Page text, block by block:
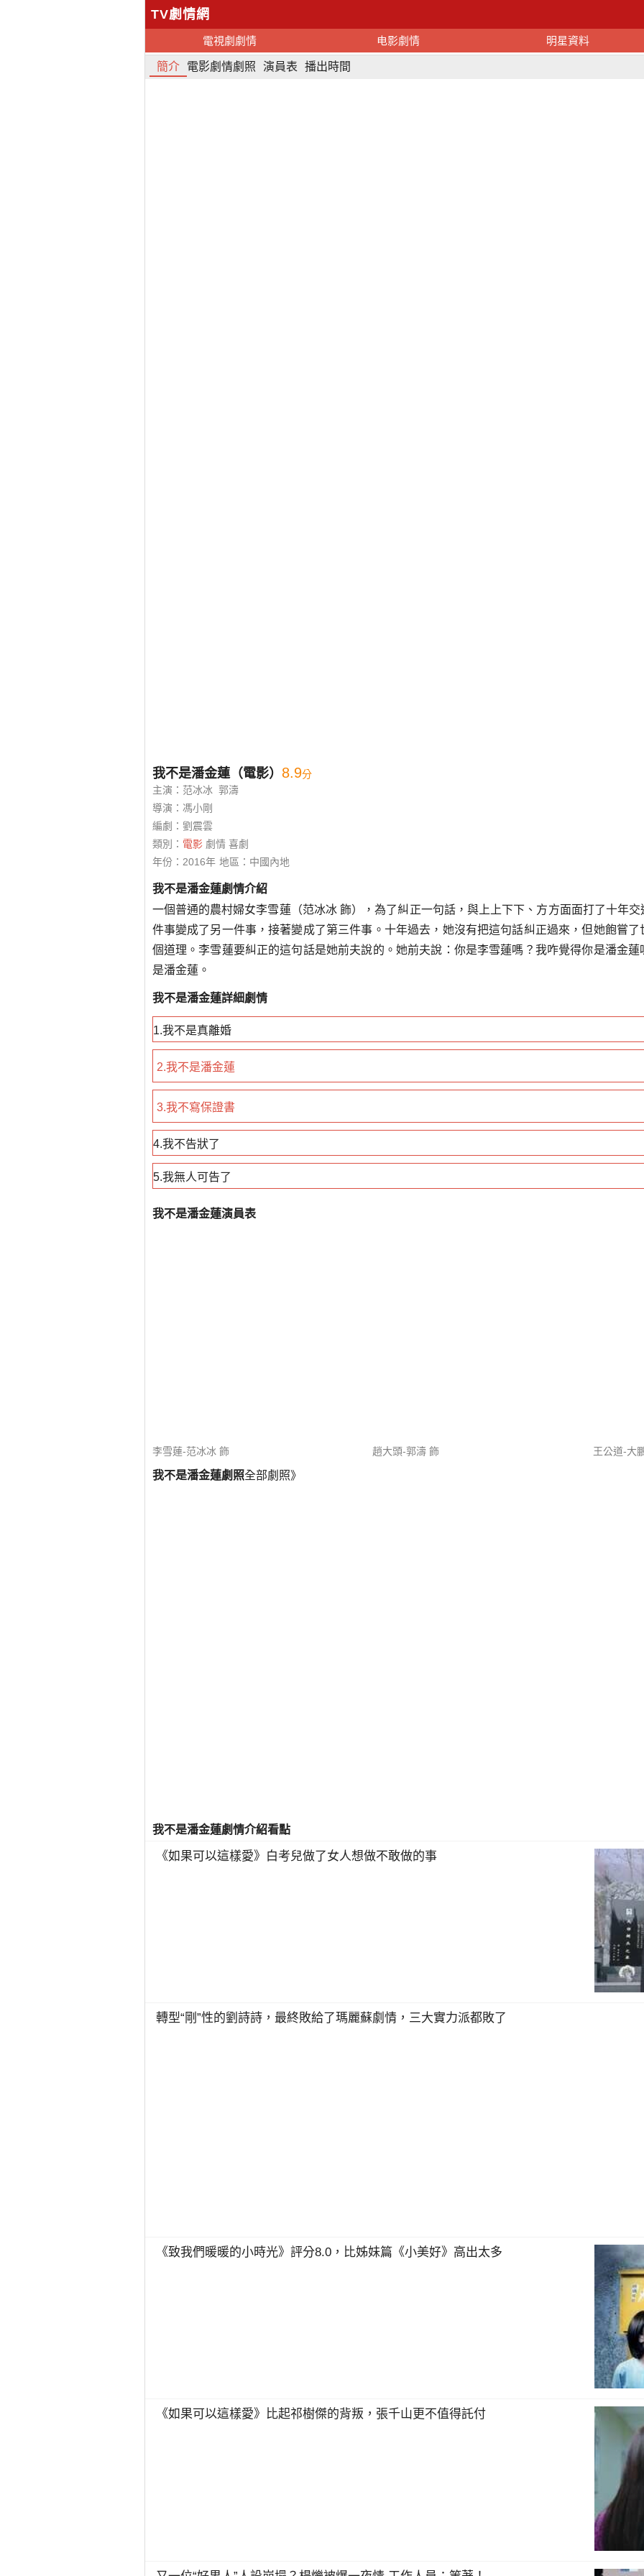
TV劇情網
電視劇劇情 电影劇情 明星資料
簡介 電影劇情劇照 演員表 播出時間
我不是潘金蓮（電影） 8.9分
主演：范冰冰 郭濤
導演：馮小剛
編劇：劉震雲
類別： 電影劇情 喜劇
年份：2016年 地區：中國內地
我不是潘金蓮劇情介紹
一個普通的農村婦女李雪蓮（范冰冰 飾），為了糾正一句話，與上上下下、方方面面打了十年
件事變成了另一件事，接著變成了第三件事。十年過去，她沒有把這句話糾正過來，但她飽嘗
個道理。李雪蓮要糾正的這句話是她前夫說的。她前夫說：你是李雪蓮嗎？我咋覺得你是潘金
是潘金蓮。
我不是潘金蓮詳細劇情
1.我不是真離婚
2.我不是潘金蓮
3.我不寫保證書
4.我不告狀了
5.我無人可告了
我不是潘金蓮演員表
李雪蓮-范冰冰 飾 趙大頭-郭濤 飾 王公道-大
我不是潘金蓮劇照全部劇照》
我不是潘金蓮劇情介紹看點
《如果可以這樣愛》白考兒做了女人想做不敢做的事
轉型“剛”性的劉詩詩，最終敗給了瑪麗蘇劇情，三大實力派都敗了
《致我們暖暖的小時光》評分8.0，比姊妹篇《小美好》高出太多
《如果可以這樣愛》比起祁樹傑的背叛，張千山更不值得託付